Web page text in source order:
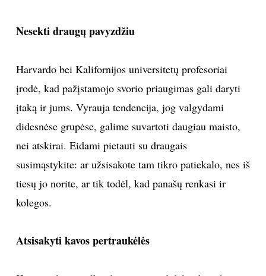
Nesekti draugų pavyzdžiu
Harvardo bei Kalifornijos universitetų profesoriai
įrodė, kad pažįstamojo svorio priaugimas gali daryti
įtaką ir jums. Vyrauja tendencija, jog valgydami
didesnėse grupėse, galime suvartoti daugiau maisto,
nei atskirai. Eidami pietauti su draugais
susimąstykite: ar užsisakote tam tikro patiekalo, nes iš
tiesų jo norite, ar tik todėl, kad panašų renkasi ir
kolegos.
Atsisakyti kavos pertraukėlės